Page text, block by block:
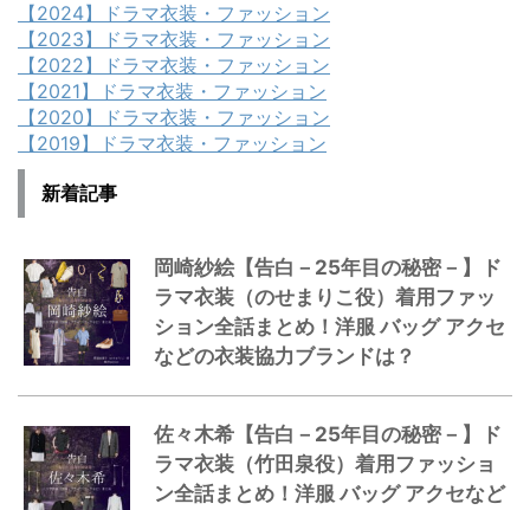
【2024】ドラマ衣装・ファッション
【2023】ドラマ衣装・ファッション
【2022】ドラマ衣装・ファッション
【2021】ドラマ衣装・ファッション
【2020】ドラマ衣装・ファッション
【2019】ドラマ衣装・ファッション
新着記事
岡崎紗絵【告白－25年目の秘密－】ド
ラマ衣装（のせまりこ役）着用ファッ
ション全話まとめ！洋服 バッグ アクセ
などの衣装協力ブランドは？
佐々木希【告白－25年目の秘密－】ド
ラマ衣装（竹田泉役）着用ファッショ
ン全話まとめ！洋服 バッグ アクセなど